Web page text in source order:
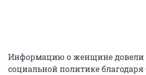
Информацию о женщине довели
социальной политике